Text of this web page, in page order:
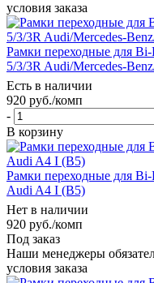
условия заказа
Рамки переходные для
5/3/3R Audi/Mercedes-
Есть в наличии
920 руб./комп
-
В корзину
Рамки переходные для
Audi A4 I (B5)
Нет в наличии
920 руб./комп
Под заказ
Наши менеджеры
условия заказа